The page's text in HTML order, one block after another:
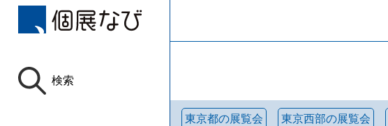
検索
東京都の展覧会 東京西部の展覧会